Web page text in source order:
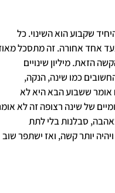
שקבוע הוא השינוי. כל
ספירלי. 2 צעדים קדימה, צעד אחד אחורה. זה מתסכל
הזאת. מיליון שינויים
כמו שינה, הנקה,
אומר ששבוע הבא היא לא
של שינה רצופה זה לא
סבלנות בלי לתת
יותר קשה, ואז ישתפר שוב